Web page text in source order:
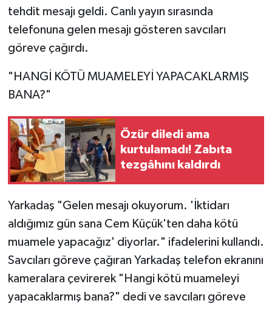
tehdit mesajı geldi. Canlı yayın sırasında
telefonuna gelen mesajı gösteren savcıları
göreve çağırdı.
"HANGİ KÖTÜ MUAMELEYİ YAPACAKLARMIŞ
BANA?"
Özür diledi ama
kurtulamadı! Zabıta
tezgâhını kaldırdı
Yarkadaş "Gelen mesajı okuyorum. 'İktidarı
aldığımız gün sana Cem Küçük'ten daha kötü
muamele yapacağız' diyorlar." ifadelerini kullandı.
Savcıları göreve çağıran Yarkadaş telefon ekranını
kameralara çevirerek "Hangi kötü muameleyi
yapacaklarmış bana?" dedi ve savcıları göreve